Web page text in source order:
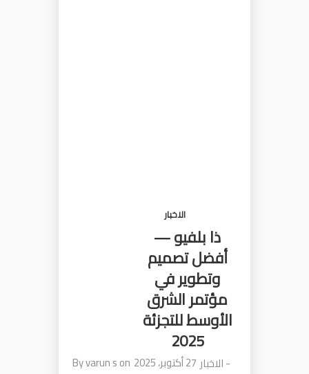
الاخبار
ذا بلفيو —
أفضل تصميم
وتطوير في
مؤتمر الشرق
الأوسط للتجزئة
2025
Byvarun son 27 أكتوبر، 2025 -الاخبار